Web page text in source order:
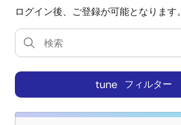
ログイン後、ご登録が可能となります。
tune フィルター